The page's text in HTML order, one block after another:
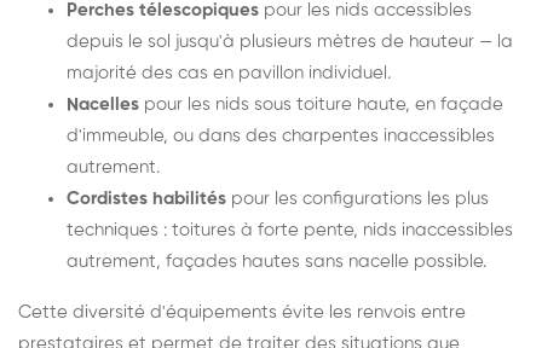
Perches télescopiques pour les nids accessibles
depuis le sol jusqu'à plusieurs mètres de hauteur — la
majorité des cas en pavillon individuel.
Nacelles pour les nids sous toiture haute, en façade
d'immeuble, ou dans des charpentes inaccessibles
autrement.
Cordistes habilités pour les configurations les plus
techniques : toitures à forte pente, nids inaccessibles
autrement, façades hautes sans nacelle possible.
Cette diversité d'équipements évite les renvois entre
prestataires et permet de traiter des situations que